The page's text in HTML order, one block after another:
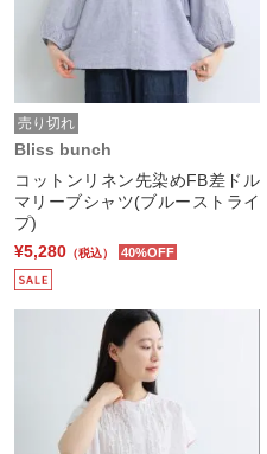
売り切れ
Bliss bunch
コットンリネン先染めFB差ドル
マリーブシャツ(ブルーストライ
プ)
¥5,280 （税込） 40%OFF